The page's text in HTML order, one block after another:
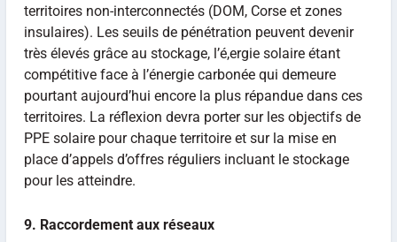
territoires non-interconnectés (DOM, Corse et zones
insulaires). Les seuils de pénétration peuvent devenir
très élevés grâce au stockage, l’é,ergie solaire étant
compétitive face à l’énergie carbonée qui demeure
pourtant aujourd’hui encore la plus répandue dans ces
territoires. La réflexion devra porter sur les objectifs de
PPE solaire pour chaque territoire et sur la mise en
place d’appels d’offres réguliers incluant le stockage
pour les atteindre.
9. Raccordement aux réseaux